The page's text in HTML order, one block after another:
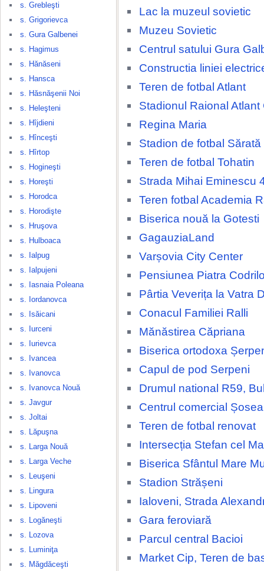
s. Grebleşti
s. Grigorievca
s. Gura Galbenei
s. Hagimus
s. Hănăseni
s. Hansca
s. Hăsnăşenii Noi
s. Heleşteni
s. Hîjdieni
s. Hînceşti
s. Hîrtop
s. Hogineşti
s. Horeşti
s. Horodca
s. Horodişte
s. Hruşova
s. Hulboaca
s. Ialpug
s. Ialpujeni
s. Iasnaia Poleana
s. Iordanovca
s. Isăicani
s. Iurceni
s. Iurievca
s. Ivancea
s. Ivanovca
s. Ivanovca Nouă
s. Javgur
s. Joltai
s. Lăpuşna
s. Larga Nouă
s. Larga Veche
s. Leuşeni
s. Lingura
s. Lipoveni
s. Logăneşti
s. Lozova
s. Luminiţa
s. Măgdăceşti
Lac la muzeul sovietic
Muzeu Sovietic
Centrul satului Gura
Constructia liniei
Teren de fotbal Atlant
Stadionul Raional Atlant
Regina Maria
Stadion de fotbal
Teren de fotbal Tohatin
Strada Mihai Eminescu
Teren fotbal Academia
Biserica nouă la Gotesti
GagauziaLand
Varșovia City Center
Pensiunea Piatra
Pârtia Veverița la Vatra
Conacul Familiei Ralli
Mănăstirea Căpriana
Biserica ortodoxa
Capul de pod Serpeni
Drumul national R59,
Centrul comercial
Teren de fotbal renovat
Intersecția Stefan cel
Biserica Sfântul Mare
Stadion Strășeni
Ialoveni, Strada
Gara feroviară
Parcul central Bacioi
Market Cip, Teren de